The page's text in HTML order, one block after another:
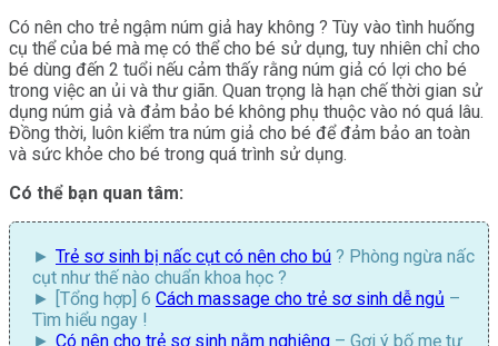
Có nên cho trẻ ngậm núm giả hay không ? Tùy vào tình huống
cụ thể của bé mà mẹ có thể cho bé sử dụng, tuy nhiên chỉ cho
bé dùng đến 2 tuổi nếu cảm thấy rằng núm giả có lợi cho bé
trong việc an ủi và thư giãn. Quan trọng là hạn chế thời gian sử
dụng núm giả và đảm bảo bé không phụ thuộc vào nó quá lâu.
Đồng thời, luôn kiểm tra núm giả cho bé để đảm bảo an toàn
và sức khỏe cho bé trong quá trình sử dụng.
Có thể bạn quan tâm:
Trẻ sơ sinh bị nấc cụt có nên cho bú ? Phòng ngừa nấc
cụt như thế nào chuẩn khoa học ?
[Tổng hợp] 6 Cách massage cho trẻ sơ sinh dễ ngủ –
Tìm hiểu ngay !
Có nên cho trẻ sơ sinh nằm nghiêng – Gợi ý bố mẹ tư